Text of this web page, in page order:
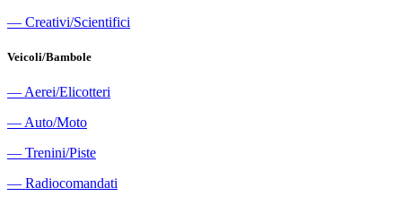
― Creativi/Scientifici
Veicoli/Bambole
― Aerei/Elicotteri
― Auto/Moto
― Trenini/Piste
― Radiocomandati